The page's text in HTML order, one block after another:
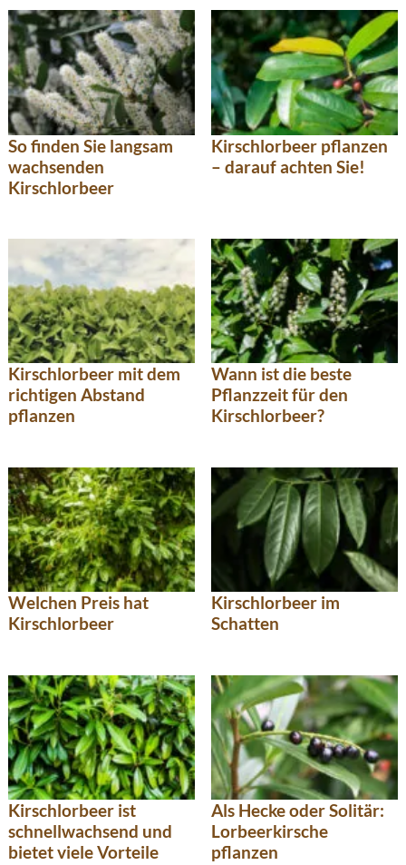
So finden Sie langsam
wachsenden
Kirschlorbeer
Kirschlorbeer pflanzen
– darauf achten Sie!
Kirschlorbeer mit dem
richtigen Abstand
pflanzen
Wann ist die beste
Pflanzzeit für den
Kirschlorbeer?
Welchen Preis hat
Kirschlorbeer
Kirschlorbeer im
Schatten
Kirschlorbeer ist
schnellwachsend und
bietet viele Vorteile
Als Hecke oder Solitär:
Lorbeerkirsche
pflanzen